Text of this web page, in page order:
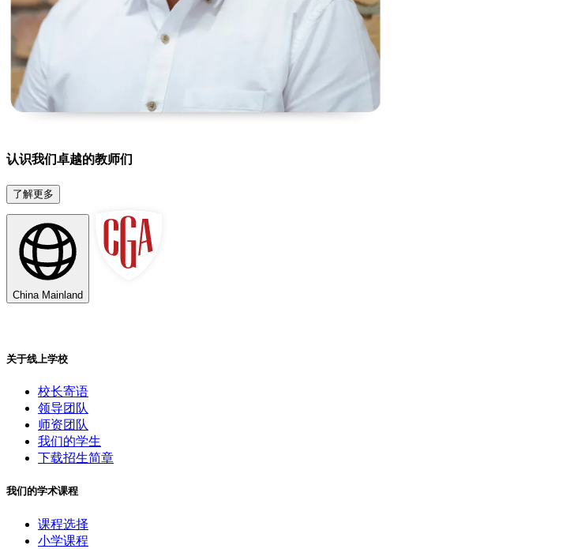
认识我们卓越的教师们
了解更多
China Mainland
关于线上学校
校长寄语
领导团队
师资团队
我们的学生
下载招生简章
我们的学术课程
课程选择
小学课程